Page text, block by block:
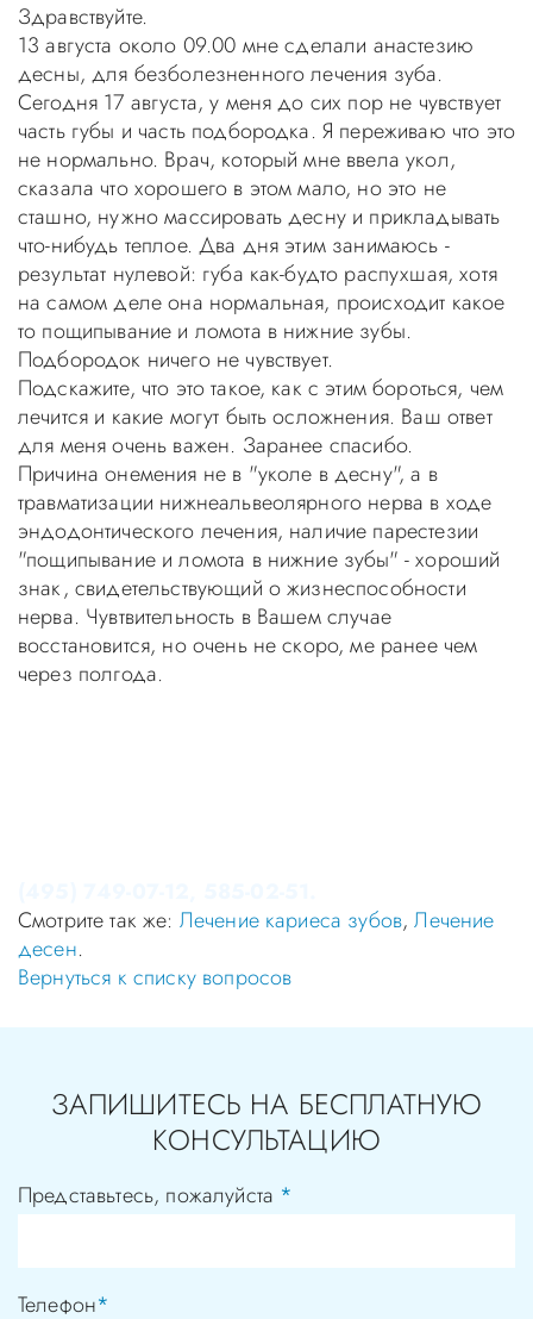
Здравствуйте.
13 августа около 09.00 мне сделали анастезию
десны, для безболезненного лечения зуба.
Сегодня 17 августа, у меня до сих пор не чувствует
часть губы и часть подбородка. Я переживаю что это
не нормально. Врач, который мне ввела укол,
сказала что хорошего в этом мало, но это не
сташно, нужно массировать десну и прикладывать
что-нибудь теплое. Два дня этим занимаюсь -
результат нулевой: губа как-будто распухшая, хотя
на самом деле она нормальная, происходит какое
то пощипывание и ломота в нижние зубы.
Подбородок ничего не чувствует.
Подскажите, что это такое, как с этим бороться, чем
лечится и какие могут быть осложнения. Ваш ответ
для меня очень важен. Заранее спасибо.
Причина онемения не в "уколе в десну", а в
травматизации нижнеальвеолярного нерва в ходе
эндодонтического лечения, наличие парестезии
"пощипывание и ломота в нижние зубы" - хороший
знак, свидетельствующий о жизнеспособности
нерва. Чувтвительность в Вашем случае
восстановится, но очень не скоро, ме ранее чем
через полгода.
Смотрите так же: Лечение кариеса зубов,Лечение
десен.
Вернуться к списку вопросов
ЗАПИШИТЕСЬ НА БЕСПЛАТНУЮ
КОНСУЛЬТАЦИЮ
Представьтесь, пожалуйста *
Телефон*